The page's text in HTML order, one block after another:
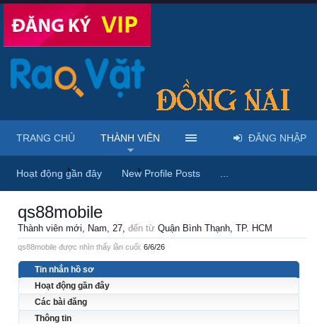
Trang chủ Thành viên qs88mobile
qs88mobile
Thành viên mới, Nam, 27, đến từ Quận Bình Thạnh, TP. HCM
qs88mobile được nhìn thấy lần cuối: 6/6/26
Tin nhắn hồ sơ
Hoạt động gần đây
Các bài đăng
Thông tin
TRANG CHỦ THÀNH VIÊN
Hoạt động gần đây New Profile Posts
ĐĂNG NHẬP